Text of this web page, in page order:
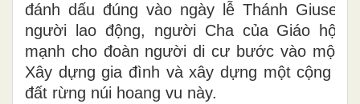
đánh dấu đúng vào ngày lễ Thánh Giuse
người lao động, người Cha của Giáo hội
mạnh cho đoàn người di cư bước vào một
Xây dựng gia đình và xây dựng một cộng
đất rừng núi hoang vu này.